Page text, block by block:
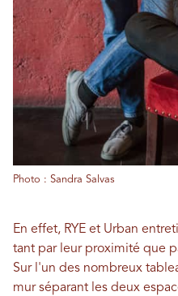
Photo : Sandra Salvas
En effet, RYE et Urban
tant par leur proximité que
Sur l'un des nombreux
mur séparant les deux